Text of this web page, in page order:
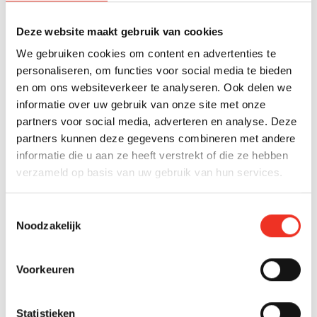
Deze website maakt gebruik van cookies
We gebruiken cookies om content en advertenties te
personaliseren, om functies voor social media te bieden
en om ons websiteverkeer te analyseren. Ook delen we
informatie over uw gebruik van onze site met onze
partners voor social media, adverteren en analyse. Deze
partners kunnen deze gegevens combineren met andere
informatie die u aan ze heeft verstrekt of die ze hebben
verzameld op basis van uw gebruik van hun services.
Noodzakelijk
Voorkeuren
Statistieken
Noordweg 67
€ 850.000 k.k.
156 m2 6 kamers A
ZOEKOPDRACHT
Niet gevonden wat je zoekt?
zoekopdracht aan!
Gratis zoekopdracht